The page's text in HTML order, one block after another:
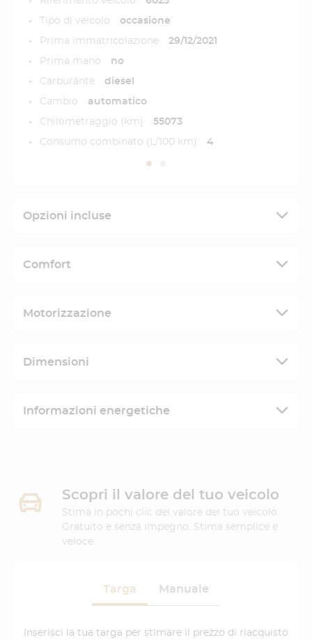
Tipo di veicolo occasione
Prima immatricolazione 29/12/2021
Prima mano no
Carburante diesel
Cambio automatico
Chilometraggio (km) 55073
Consumo combinato (L/100 km) 4
Opzioni incluse
Comfort
Motorizzazione
Dimensioni
Informazioni energetiche
Scopri il valore del tuo veicolo
Stima in pochi clic del valore del tuo veicolo.
Gratuito e senza impegno. Stima semplice e
veloce.
Targa Manuale
Inserisci la tua targa per stimare il prezzo di riacquisto